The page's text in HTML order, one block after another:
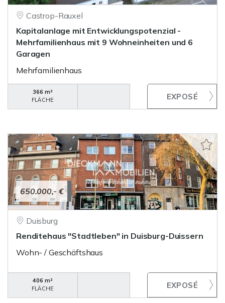
Castrop-Rauxel
Kapitalanlage mit Entwicklungspotenzial -
Mehrfamilienhaus mit 9 Wohneinheiten und 6
Garagen
Mehrfamilienhaus
366 m²
FLÄCHE
650.000,- €
Duisburg
Renditehaus "Stadtleben" in Duisburg-Duissern
Wohn- / Geschäftshaus
406 m²
FLÄCHE